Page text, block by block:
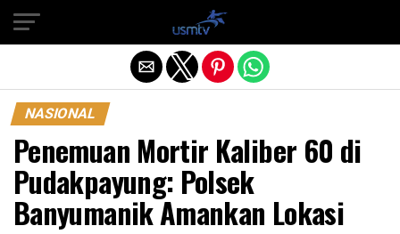
NASIONAL
Penemuan Mortir Kaliber 60 di
Pudakpayung: Polsek
Banyumanik Amankan Lokasi
Exit mobile version